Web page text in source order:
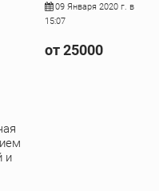
и
09 Января 2020 г. в
15:07
от 25000